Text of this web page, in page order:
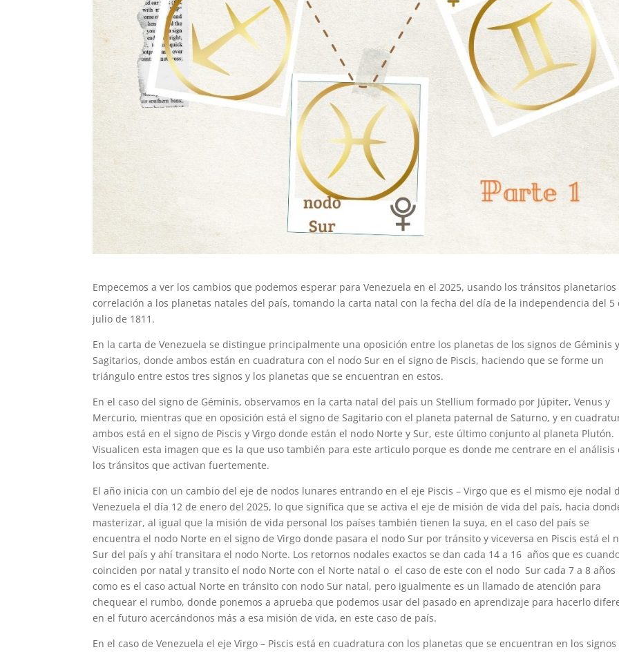
Empecemos a ver los cambios que podemos esperar para Venezuela en el 2025, usando los tránsitos planetarios
correlación a los planetas natales del país, tomando la carta natal con la fecha del día de la independencia del 5
julio de 1811.
En la carta de Venezuela se distingue principalmente una oposición entre los planetas de los signos de Géminis
Sagitarios, donde ambos están en cuadratura con el nodo Sur en el signo de Piscis, haciendo que se forme un
triángulo entre estos tres signos y los planetas que se encuentran en estos.
En el caso del signo de Géminis, observamos en la carta natal del país un Stellium formado por Júpiter, Venus y
Mercurio, mientras que en oposición está el signo de Sagitario con el planeta paternal de Saturno, y en
ambos está en el signo de Piscis y Virgo donde están el nodo Norte y Sur, este último conjunto al planeta Plutón.
Visualicen esta imagen que es la que uso también para este articulo porque es donde me centrare en el análisis
los tránsitos que activan fuertemente.
El año inicia con un cambio del eje de nodos lunares entrando en el eje Piscis – Virgo que es el mismo eje nodal
Venezuela el día 12 de enero del 2025, lo que significa que se activa el eje de misión de vida del país, hacia
masterizar, al igual que la misión de vida personal los países también tienen la suya, en el caso del país se
encuentra el nodo Norte en el signo de Virgo donde pasara el nodo Sur por tránsito y viceversa en Piscis está el
Sur del país y ahí transitara el nodo Norte. Los retornos nodales exactos se dan cada 14 a 16 años que es
coinciden por natal y transito el nodo Norte con el Norte natal o el caso de este con el nodo Sur cada 7 a 8 años
como es el caso actual Norte en tránsito con nodo Sur natal, pero igualmente es un llamado de atención para
chequear el rumbo, donde ponemos a aprueba que podemos usar del pasado en aprendizaje para hacerlo
en el futuro acercándonos más a esa misión de vida, en este caso de país.
En el caso de Venezuela el eje Virgo – Piscis está en cuadratura con los planetas que se encuentran en los